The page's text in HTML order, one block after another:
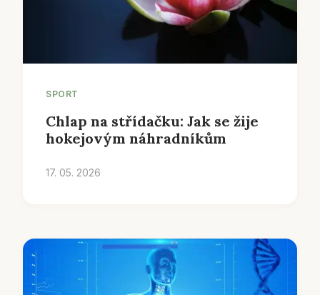
SPORT
Chlap na střídačku: Jak se žije
hokejovým náhradníkům
17. 05. 2026